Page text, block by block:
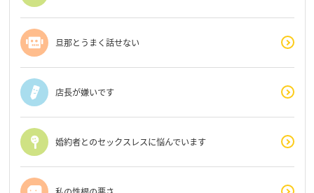
旦那とうまく話せない
店長が嫌いです
婚約者とのセックスレスに悩んでいます